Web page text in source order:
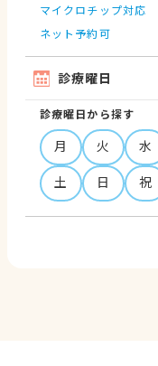
マイクロチップ対応
ネット予約可
診療曜日
診療曜日から探す
月 火 水
土
日 祝